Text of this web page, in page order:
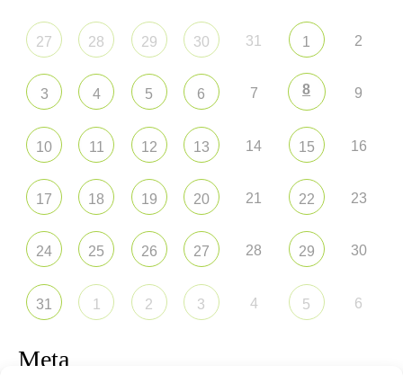
27 28 29 30 31 1 2
3 4 5 6 7 8 9
10 11 12 13 14 15 16
17 18 19 20 21 22 23
24 25 26 27 28 29 30
31 1 2 3 4 5 6
Meta